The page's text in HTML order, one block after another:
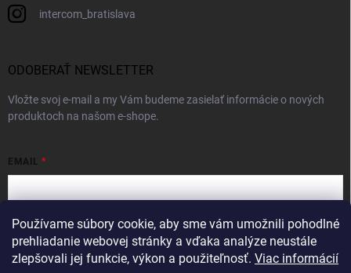
Používame súbory cookie, aby sme vám umožnili pohodlné
prehliadanie webovej stránky a vďaka analýze neustále
zlepšovali jej funkcie, výkon a použiteľnosť. Viac informácií
intercom_bratislava
ODOBERAŤ NEWSLETTER
Vložte svoj e-mail a my Vám budeme zasielať informácie o nových
produktoch na našom e-shope.
EMAIL
Vložením e-mailu súhlasíte spodmienkami ochrany osobných údajov
Prihlásiť sa